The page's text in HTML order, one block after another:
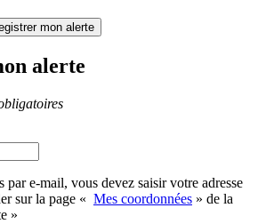
mon alerte
alerte
par e-mail, vous devez saisir votre adresse
sur la page « Mes coordonnées » de la
»